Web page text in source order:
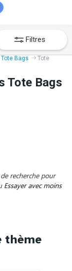
Filtres
Tote Bags
Tote
Tote Bags
recherche pour
Essayer avec moins
thème